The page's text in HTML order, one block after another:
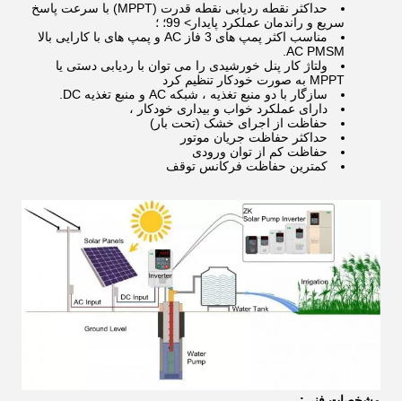
حداکثر نقطه ردیابی نقطه قدرت (MPPT) با سرعت پاسخ
سریع و راندمان عملکرد پایدار> 99؛ ؛
مناسب اکثر پمپ های 3 فاز AC و پمپ های با کارایی بالا
AC PMSM.
ولتاژ کار پنل خورشیدی را می توان با ردیابی دستی یا
MPPT به صورت خودکار تنظیم کرد
سازگار با دو منبع تغذیه ، شبکه AC و منبع تغذیه DC.
دارای عملکرد خواب و بیداری خودکار ،
حفاظت از اجرای خشک (تحت بار)
حداکثر حفاظت جریان موتور
حفاظت کم از توان ورودی
کمترین حفاظت فرکانس توقف